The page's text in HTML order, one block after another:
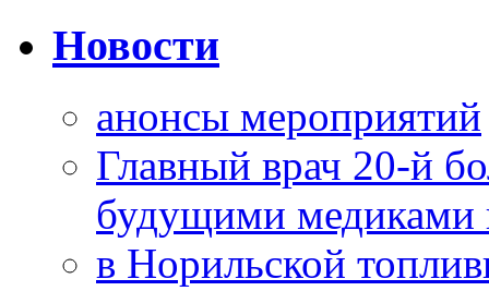
Новости
анонсы мероприятий
Главный врач 20-й
будущими медиками
в Норильской